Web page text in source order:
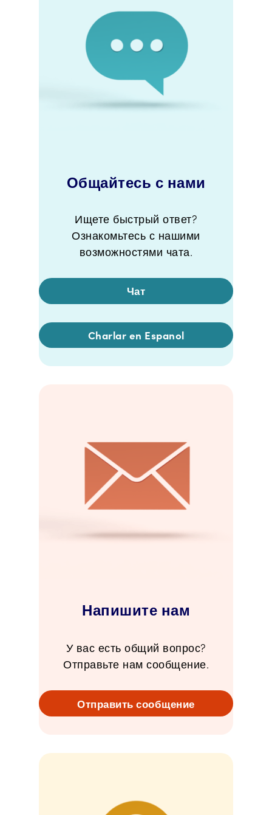
Общайтесь с нами
Ищете быстрый ответ?
Ознакомьтесь с нашими
возможностями чата.
Чат
Charlar en Espanol
Напишите нам
У вас есть общий вопрос?
Отправьте нам сообщение.
Отправить сообщение